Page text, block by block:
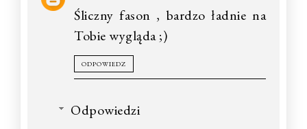
Śliczny fason , bardzo ładnie na
Tobie wygląda ;)
ODPOWIEDZ
Odpowiedzi